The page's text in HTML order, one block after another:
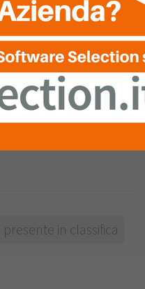
(0)
in classifica